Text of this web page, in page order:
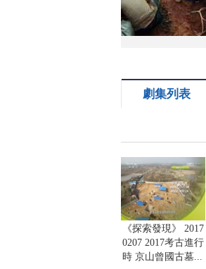
劇集列表
《探索發現》 2017
0207 2017考古進行
時 京山曾國古墓...